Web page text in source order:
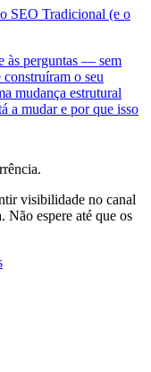
SEO Tradicional (e o
às perguntas — sem
construíram o seu
mudança estrutural
a mudar e por que isso
visibilidade no canal
Não espere até que os